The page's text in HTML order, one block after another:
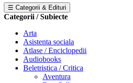
☰ Categorii & Edituri
Categorii / Subiecte
Arta
Asistenta sociala
Atlase / Enciclopedii
Audiobooks
Beletristica / Critica
Aventura